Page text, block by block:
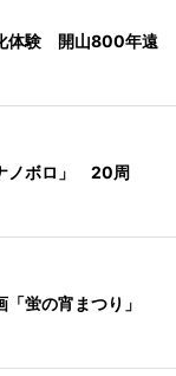
体験 開山800年遠
ノボロ」 20周
「蛍の宵まつり」